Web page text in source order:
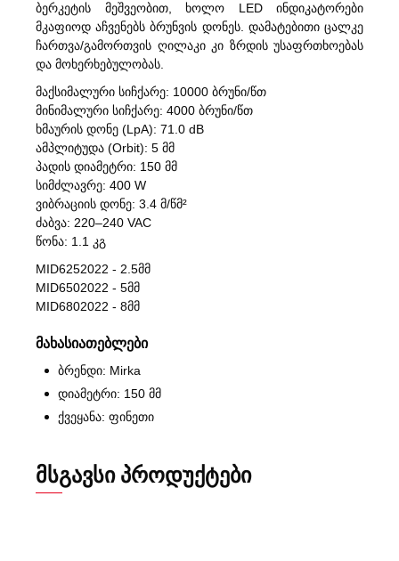
ბერკეტის მეშვეობით, ხოლო LED ინდიკატორები
მკაფიოდ აჩვენებს ბრუნვის დონეს. დამატებითი ცალკე
ჩართვა/გამორთვის ღილაკი კი ზრდის უსაფრთხოებას
და მოხერხებულობას.
მაქსიმალური სიჩქარე: 10000 ბრუნი/წთ
მინიმალური სიჩქარე: 4000 ბრუნი/წთ
ხმაურის დონე (LpA): 71.0 dB
ამპლიტუდა (Orbit): 5 მმ
პადის დიამეტრი: 150 მმ
სიმძლავრე: 400 W
ვიბრაციის დონე: 3.4 მ/წმ²
ძაბვა: 220–240 VAC
წონა: 1.1 კგ
MID6252022 - 2.5მმ
MID6502022 - 5მმ
MID6802022 - 8მმ
მახასიათებლები
ბრენდი: Mirka
დიამეტრი: 150 მმ
ქვეყანა: ფინეთი
ᲛᲡᲒᲐᲕᲡᲘ ᲞᲠᲝᲓᲣᲥᲢᲔᲑᲘ